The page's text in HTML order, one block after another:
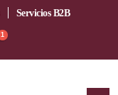
Servicios B2B
1